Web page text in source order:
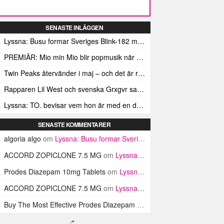
SENASTE INLÄGGEN
Lyssna: Busu formar Sveriges Blink-182 med sin nya pop-punk-rap-låt
PREMIÄR: Mio min Mio blir popmusik när Ungdom släpper sin debutvideo
Twin Peaks återvänder i maj – och det är rena heroinet enligt Showtimes boss
Rapparen Lil West och svenska Grxgvr samarbetar på den egensinniga bangern Lie To You
Lyssna: TO. bevisar vem hon är med en debut gjord för framtiden
SENASTE KOMMENTARER
algoria algo om Lyssna: Busu formar Sveriges Blink-182 med sin nya pop-punk-rap-låt
ACCORD ZOPICLONE 7.5 MG om Lyssna: Busu formar Sveriges Blink-182 med sin nya pop-punk-rap-låt
Prodes Diazepam 10mg Tablets om Lyssna: Busu formar Sveriges Blink-182 med sin nya pop-punk-rap-låt
ACCORD ZOPICLONE 7.5 MG om Lyssna: Busu formar Sveriges Blink-182 med sin nya pop-punk-rap-låt
Buy The Most Effective Prodes Diazepam Tablets In UK